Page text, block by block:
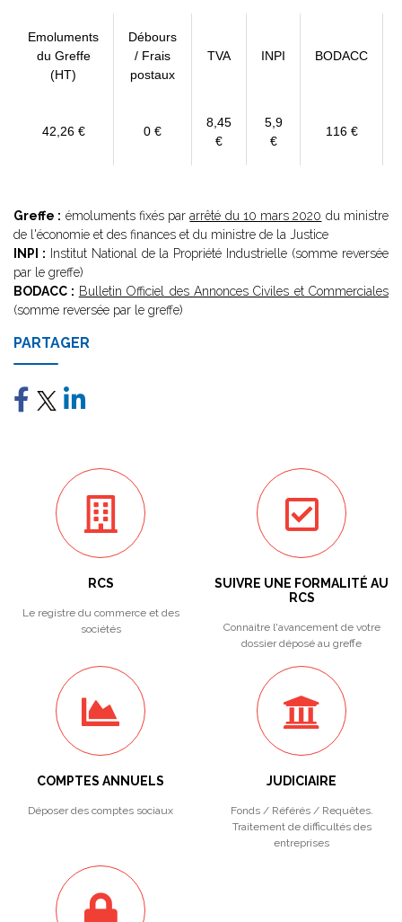
Emoluments
du Greffe
(HT)
Débours
/ Frais
postaux
TVA INPI BODACC
42,26 € 0 €
8,45
€
5,9
€
116 €
Greffe : émoluments fixés pararrêté du 10 mars 2020 du ministre
de l'économie et des finances et du ministre de la Justice
INPI : Institut National de la Propriété Industrielle (somme reversée
par le greffe)
BODACC : Bulletin Officiel des Annonces Civiles et Commerciales
(somme reversée par le greffe)
PARTAGER
RCS
Le registre du commerce et des
sociétés
SUIVRE UNE FORMALITÉ AU
RCS
Connaitre l'avancement de votre
dossier déposé au greffe
COMPTES ANNUELS
Déposer des comptes sociaux
JUDICIAIRE
Fonds / Référés / Requêtes.
Traitement de difficultés des
entreprises